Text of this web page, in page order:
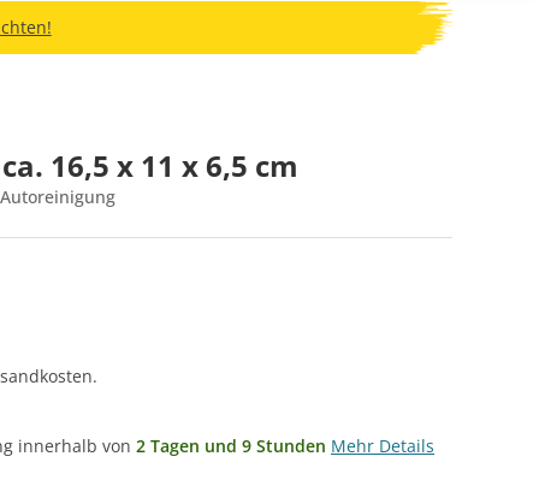
und 10 Prozent sparen! Jetzt kostenlos anmelden!
16,5 x 11 x 6,5 cm
innerhalb von 2 Tagen und 9 Stunden Mehr Details